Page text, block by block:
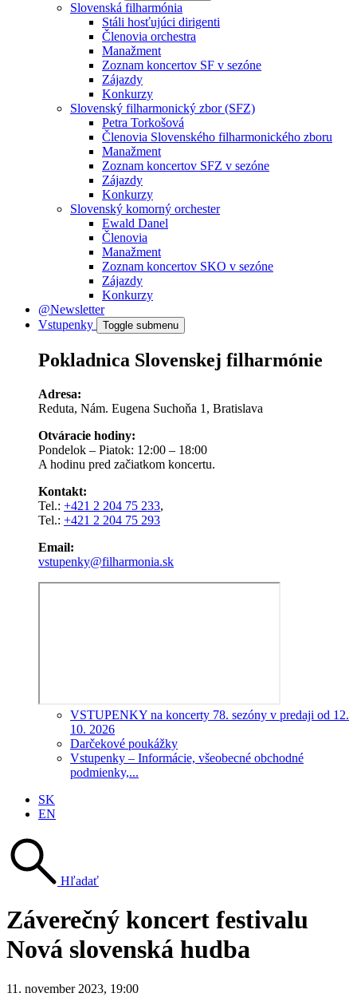
Slovenská filharmónia
Stáli hosťujúci dirigenti
Členovia orchestra
Manažment
Zoznam koncertov SF v sezóne
Zájazdy
Konkurzy
Slovenský filharmonický zbor (SFZ)
Petra Torkošová
Členovia Slovenského filharmonického zboru
Manažment
Zoznam koncertov SFZ v sezóne
Zájazdy
Konkurzy
Slovenský komorný orchester
Ewald Danel
Členovia
Manažment
Zoznam koncertov SKO v sezóne
Zájazdy
Konkurzy
@Newsletter
Vstupenky
Toggle submenu
Pokladnica Slovenskej filharmónie
Adresa:
Reduta, Nám. Eugena Suchoňa 1, Bratislava
Otváracie hodiny:
Pondelok – Piatok: 12:00 – 18:00
A hodinu pred začiatkom koncertu.
Kontakt:
Tel.: +421 2 204 75 233,
Tel.: +421 2 204 75 293
Email:
vstupenky@filharmonia.sk
VSTUPENKY na koncerty 78. sezóny v predaji od 12.
10. 2026
Darčekové poukážky
Vstupenky – Informácie, všeobecné obchodné
podmienky,...
SK
EN
Hľadať
Záverečný koncert festivalu
Nová slovenská hudba
11. november 2023, 19:00